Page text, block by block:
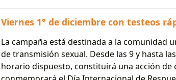
Viernes 1° de diciembre con testeos
La campaña está destinada a la comunidad
de transmisión sexual. Desde las 9 y hasta
horario dispuesto, constituirá una acción de